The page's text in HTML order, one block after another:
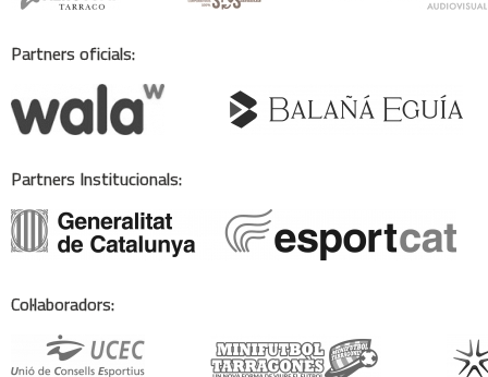
Partners oficials:
Partners Institucionals:
Col·laboradors: